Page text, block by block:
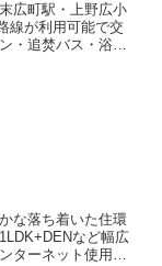
線が利用可能で交